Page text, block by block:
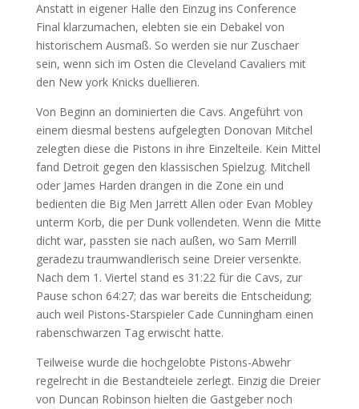
Anstatt in eigener Halle den Einzug ins Conference
Final klarzumachen, elebten sie ein Debakel von
historischem Ausmaß. So werden sie nur Zuschaer
sein, wenn sich im Osten die Cleveland Cavaliers mit
den New york Knicks duellieren.
Von Beginn an dominierten die Cavs. Angeführt von
einem diesmal bestens aufgelegten Donovan Mitchel
zelegten diese die Pistons in ihre Einzelteile. Kein Mittel
fand Detroit gegen den klassischen Spielzug. Mitchell
oder James Harden drangen in die Zone ein und
bedienten die Big Men Jarrett Allen oder Evan Mobley
unterm Korb, die per Dunk vollendeten. Wenn die Mitte
dicht war, passten sie nach außen, wo Sam Merrill
geradezu traumwandlerisch seine Dreier versenkte.
Nach dem 1. Viertel stand es 31:22 für die Cavs, zur
Pause schon 64:27; das war bereits die Entscheidung;
auch weil Pistons-Starspieler Cade Cunningham einen
rabenschwarzen Tag erwischt hatte.
Teilweise wurde die hochgelobte Pistons-Abwehr
regelrecht in die Bestandteiele zerlegt. Einzig die Dreier
von Duncan Robinson hielten die Gastgeber noch